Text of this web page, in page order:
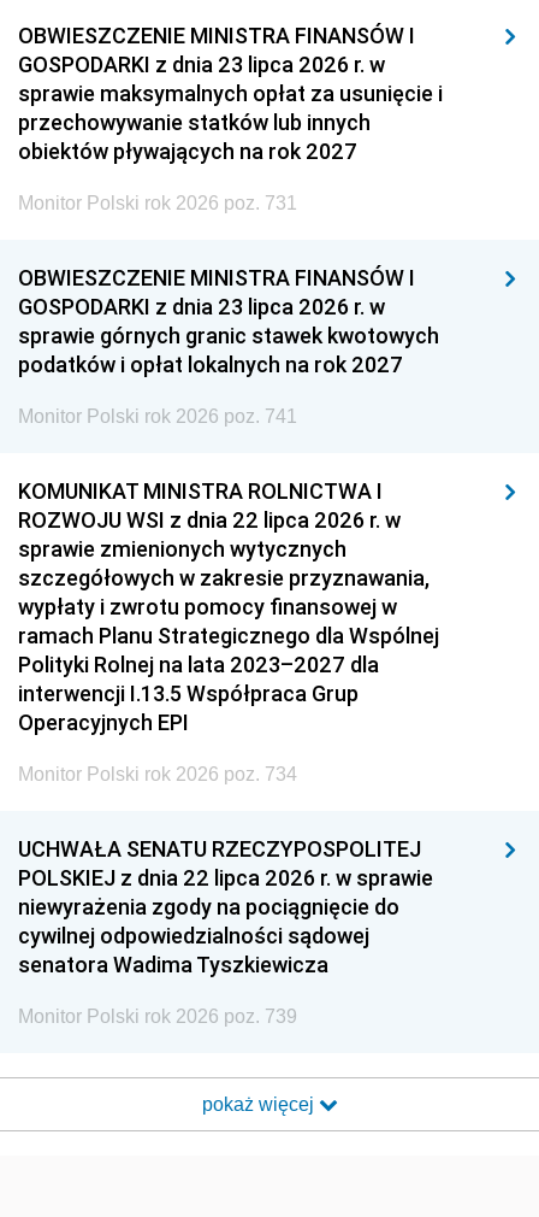
OBWIESZCZENIE MINISTRA FINANSÓW I
GOSPODARKI z dnia 23 lipca 2026 r. w
sprawie maksymalnych opłat za usunięcie i
przechowywanie statków lub innych
obiektów pływających na rok 2027
Monitor Polski rok 2026 poz. 731
OBWIESZCZENIE MINISTRA FINANSÓW I
GOSPODARKI z dnia 23 lipca 2026 r. w
sprawie górnych granic stawek kwotowych
podatków i opłat lokalnych na rok 2027
Monitor Polski rok 2026 poz. 741
KOMUNIKAT MINISTRA ROLNICTWA I
ROZWOJU WSI z dnia 22 lipca 2026 r. w
sprawie zmienionych wytycznych
szczegółowych w zakresie przyznawania,
wypłaty i zwrotu pomocy finansowej w
ramach Planu Strategicznego dla Wspólnej
Polityki Rolnej na lata 2023–2027 dla
interwencji I.13.5 Współpraca Grup
Operacyjnych EPI
Monitor Polski rok 2026 poz. 734
UCHWAŁA SENATU RZECZYPOSPOLITEJ
POLSKIEJ z dnia 22 lipca 2026 r. w sprawie
niewyrażenia zgody na pociągnięcie do
cywilnej odpowiedzialności sądowej
senatora Wadima Tyszkiewicza
Monitor Polski rok 2026 poz. 739
pokaż więcej